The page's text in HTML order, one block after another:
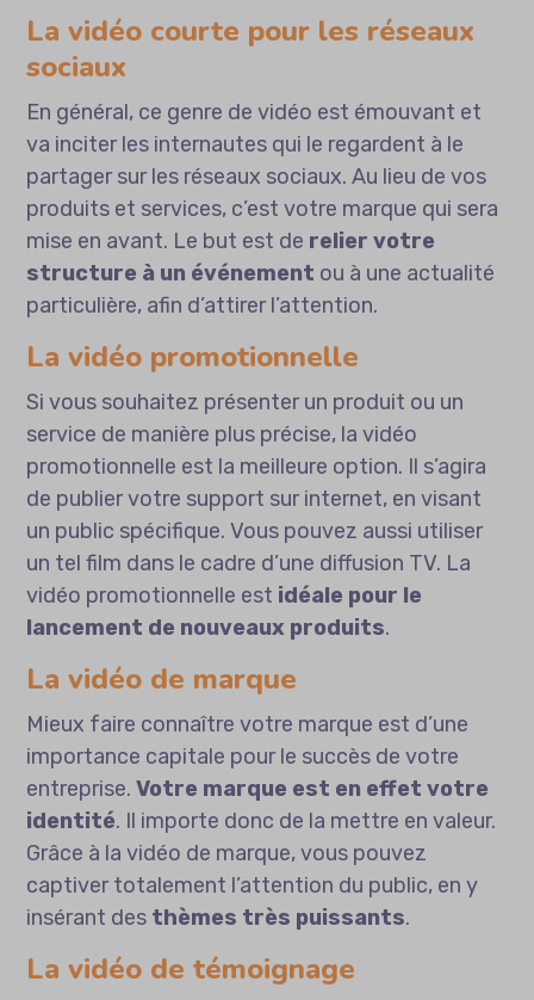
La vidéo courte pour les réseaux
sociaux
En général, ce genre de vidéo est émouvant et
va inciter les internautes qui le regardent à le
partager sur les réseaux sociaux. Au lieu de vos
produits et services, c’est votre marque qui sera
mise en avant. Le but est de relier votre
structure à un événement ou à une actualité
particulière, afin d’attirer l’attention.
La vidéo promotionnelle
Si vous souhaitez présenter un produit ou un
service de manière plus précise, la vidéo
promotionnelle est la meilleure option. Il s’agira
de publier votre support sur internet, en visant
un public spécifique. Vous pouvez aussi utiliser
un tel film dans le cadre d’une diffusion TV. La
vidéo promotionnelle est idéale pour le
lancement de nouveaux produits.
La vidéo de marque
Mieux faire connaître votre marque est d’une
importance capitale pour le succès de votre
entreprise.Votre marque est en effet votre
identité. Il importe donc de la mettre en valeur.
Grâce à la vidéo de marque, vous pouvez
captiver totalement l’attention du public, en y
insérant des thèmes très puissants.
La vidéo de témoignage